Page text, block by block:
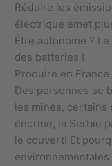
Réduire les
électrique émet
Être autonome ?
des batteries !
Produire en France
Des personnes se
les mines, certains
énorme, la Serbie
le couvert! Et
environnementales